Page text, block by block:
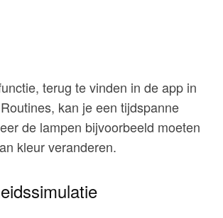
terug te vinden in de app in
kan je een tijdspanne
de lampen bijvoorbeeld moeten
kleur veranderen.